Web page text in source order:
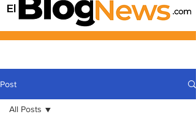
Post
All Posts